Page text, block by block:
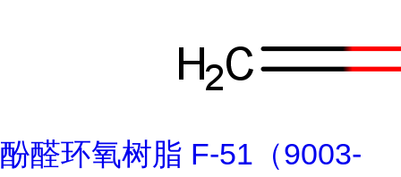
酚醛环氧树脂 F-51（9003-